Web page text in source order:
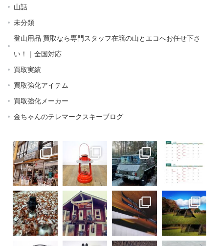
山話
未分類
登山用品 買取なら専門スタッフ在籍の山とエコへお任せ下さ
い！｜全国対応
買取実績
買取強化アイテム
買取強化メーカー
金ちゃんのテレマークスキーブログ